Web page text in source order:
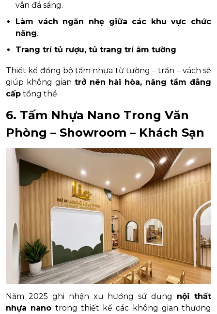
vân đá sáng.
Làm vách ngăn nhẹ giữa các khu vực chức
năng.
Trang trí tủ rượu, tủ trang trí âm tường.
Thiết kế đồng bộ tấm nhựa từ tường – trần – vách sẽ
giúp không gian trở nên hài hòa, nâng tầm đẳng
cấp tổng thể.
6. Tấm Nhựa Nano Trong Văn
Phòng – Showroom – Khách Sạn
Năm 2025 ghi nhận xu hướng sử dụng nội thất
nhựa nano trong thiết kế các không gian thương